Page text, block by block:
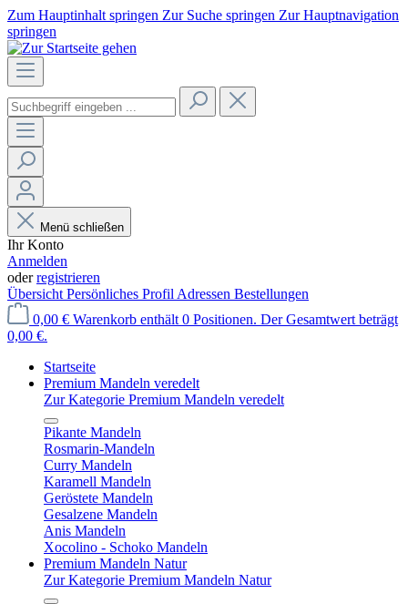
Zum Hauptinhalt springen Zur Suche springen Zur Hauptnavigation
springen
Menü schließen
Ihr Konto
Anmelden
oderregistrieren
Übersicht Persönliches Profil Adressen Bestellungen
0,00 € Warenkorb enthält 0 Positionen. Der Gesamtwert beträgt
0,00 €.
Startseite
Premium Mandeln veredelt
Zur Kategorie Premium Mandeln veredelt
Pikante Mandeln
Rosmarin-Mandeln
Curry Mandeln
Karamell Mandeln
Geröstete Mandeln
Gesalzene Mandeln
Anis Mandeln
Xocolino - Schoko Mandeln
Premium Mandeln Natur
Zur Kategorie Premium Mandeln Natur